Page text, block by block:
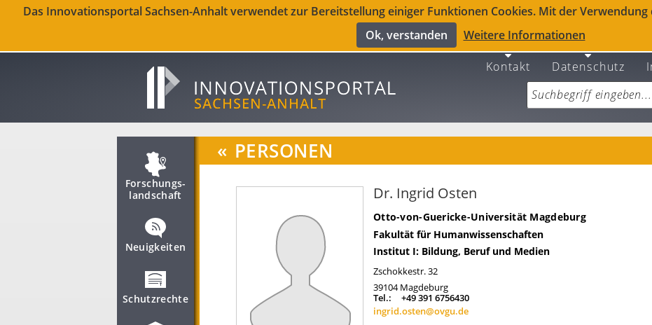
Das Innovationsportal Sachsen-Anhalt verwendet zur Bereitstellung einiger Funktionen Cookies. Mit der
Ok, verstanden
Weitere Informationen
Kontakt Datenschutz
Forschungs­
landschaft
Neuigkeiten
Schutzrechte
« PERSONEN
Dr. Ingrid Osten
Otto-von-Guericke-Universität Magdeburg
Fakultät für Humanwissenschaften
Institut I: Bildung, Beruf und Medien
Zschokkestr. 32
39104 Magdeburg
Tel.:
+49 391 6756430
ingrid.osten@ovgu.de